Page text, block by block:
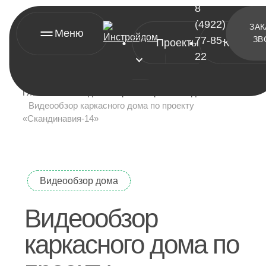
Меню
Проекты
8
(4922)
77-85-
22
А-фреймы
Барнхаусы
Двухэтажные дома
Одноэтажные дома
Главная
Видеообзор каркасного дома по проекту
«Скандинавия-14»
Видеообзор дома
Видеообзор
каркасного дома по